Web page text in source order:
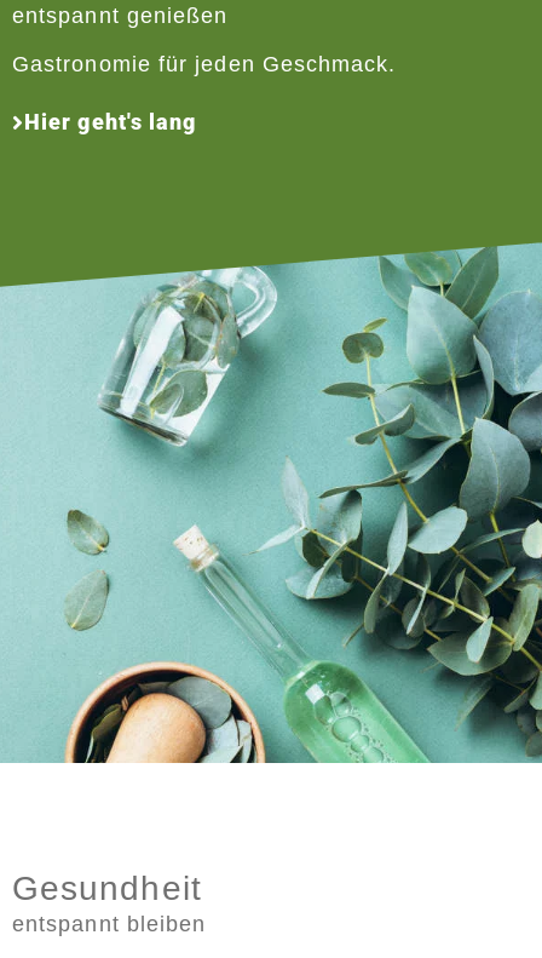
entspannt genießen
Gastronomie für jeden Geschmack.
Hier geht's lang
Gesundheit
entspannt bleiben